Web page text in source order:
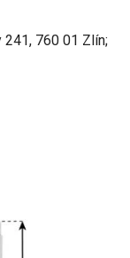
241, 760 01 Zlín;